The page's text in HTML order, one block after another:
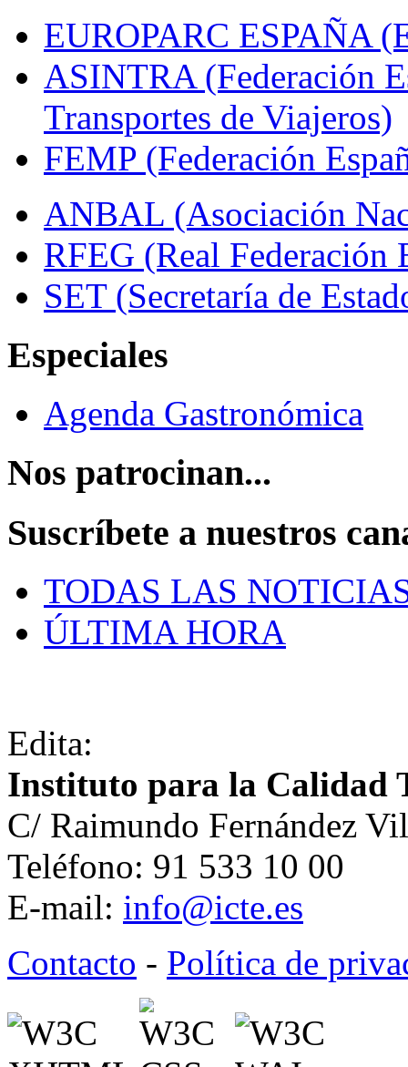
EUROPARC ESPAÑA
ASINTRA (Federación
Transportes de Viajeros)
FEMP (Federación
ANBAL (Asociación
RFEG (Real Federación
SET (Secretaría de
Especiales
Agenda Gastronómica
Nos patrocinan...
Suscríbete a nuestros
TODAS LAS
ÚLTIMA HORA
Edita:
Instituto para la Calidad
C/ Raimundo Fernández
Teléfono: 91 533 10 00
E-mail: info@icte.es
Contacto - Política de